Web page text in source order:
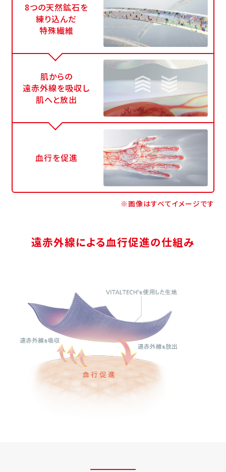
8つの天然鉱石を
練り込んだ
特殊繊維
肌からの
遠赤外線を吸収し
肌へと放出
血行を促進
※画像はすべてイメージです
遠赤外線による血行促進の仕組み